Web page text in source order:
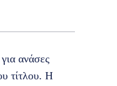
ανάσες
τίτλου. Η